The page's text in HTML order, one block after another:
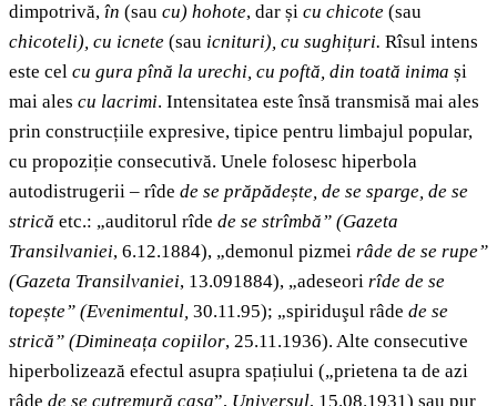
dimpotrivă, în (sau cu) hohote, dar și cu chicote (sau
chicoteli), cu icnete (sau icnituri), cu sughițuri. Rîsul intens
este cel cu gura pînă la urechi, cu poftă, din toată inima și
mai ales cu lacrimi. Intensitatea este însă transmisă mai ales
prin construcțiile expresive, tipice pentru limbajul popular,
cu propoziție consecutivă. Unele folosesc hiperbola
autodistrugerii – rîde de se prăpădește, de se sparge, de se
strică etc.: „auditorul rîde de se strîmbă” (Gazeta
Transilvaniei, 6.12.1884), „demonul pizmei râde de se rupe”
(Gazeta Transilvaniei, 13.091884), „adeseori rîde de se
topește” (Evenimentul, 30.11.95); „spiriduşul râde de se
strică” (Dimineața copiilor, 25.11.1936). Alte consecutive
hiperbolizează efectul asupra spațiului („prietena ta de azi
râde de se cutremură casa”, Universul, 15.08.1931) sau pur